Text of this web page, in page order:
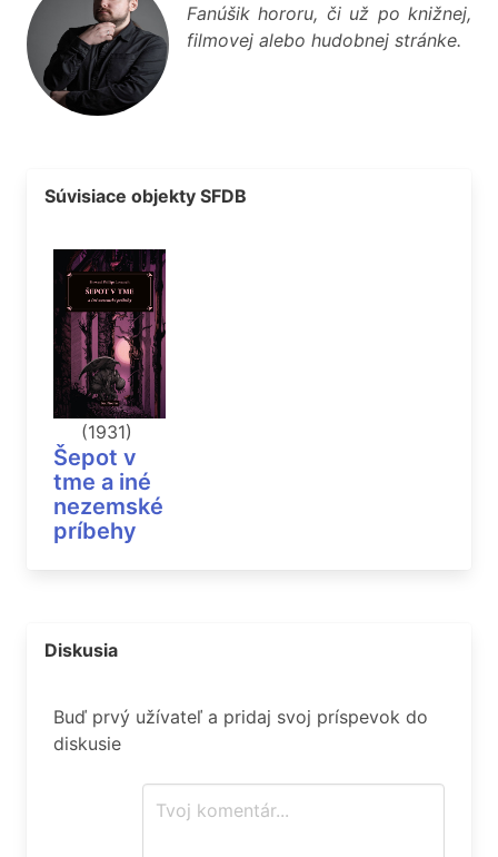
Fanúšik hororu, či už po knižnej,
filmovej alebo hudobnej stránke.
Súvisiace objekty SFDB
(1931)
Šepot v
tme a iné
nezemské
príbehy
Diskusia
Buď prvý užívateľ a pridaj svoj príspevok do
diskusie